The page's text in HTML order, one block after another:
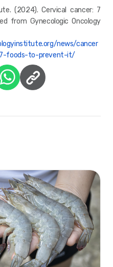
(2024). Cervical cancer: 7
from Gynecologic Oncology
news/cancer
foods-to-prevent-it/